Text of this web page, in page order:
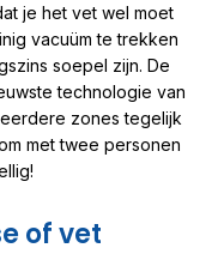
je het vet wel moet
vacuüm te trekken
soepel zijn. De
technologie van
zones tegelijk
met twee personen
of vet